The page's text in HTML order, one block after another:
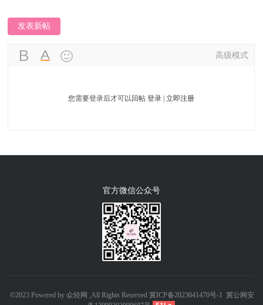
发表新帖
高级模式
您需要登录后才可以回帖登录 |立即注册
官方微信公众号
©2023 Powered by 众轻网 ,All Rights Reserved 冀ICP备2023041470号-1 冀公网安